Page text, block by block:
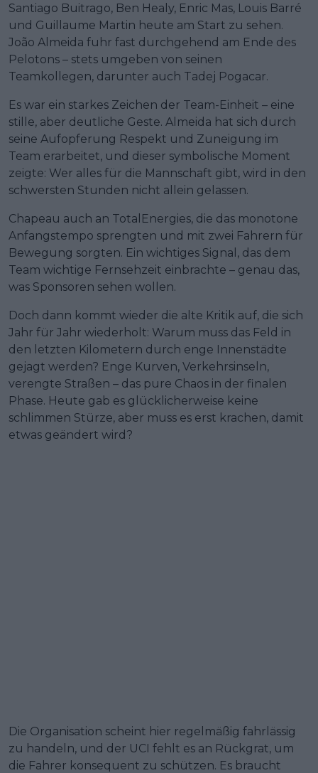
Santiago Buitrago, Ben Healy, Enric Mas, Louis Barré
und Guillaume Martin heute am Start zu sehen.
João Almeida fuhr fast durchgehend am Ende des
Pelotons – stets umgeben von seinen
Teamkollegen, darunter auch Tadej Pogacar.
Es war ein starkes Zeichen der Team-Einheit – eine
stille, aber deutliche Geste. Almeida hat sich durch
seine Aufopferung Respekt und Zuneigung im
Team erarbeitet, und dieser symbolische Moment
zeigte: Wer alles für die Mannschaft gibt, wird in den
schwersten Stunden nicht allein gelassen.
Chapeau auch an TotalEnergies, die das monotone
Anfangstempo sprengten und mit zwei Fahrern für
Bewegung sorgten. Ein wichtiges Signal, das dem
Team wichtige Fernsehzeit einbrachte – genau das,
was Sponsoren sehen wollen.
Doch dann kommt wieder die alte Kritik auf, die sich
Jahr für Jahr wiederholt: Warum muss das Feld in
den letzten Kilometern durch enge Innenstädte
gejagt werden? Enge Kurven, Verkehrsinseln,
verengte Straßen – das pure Chaos in der finalen
Phase. Heute gab es glücklicherweise keine
schlimmen Stürze, aber muss es erst krachen, damit
etwas geändert wird?
Die Organisation scheint hier regelmäßig fahrlässig
zu handeln, und der UCI fehlt es an Rückgrat, um
die Fahrer konsequent zu schützen. Es braucht